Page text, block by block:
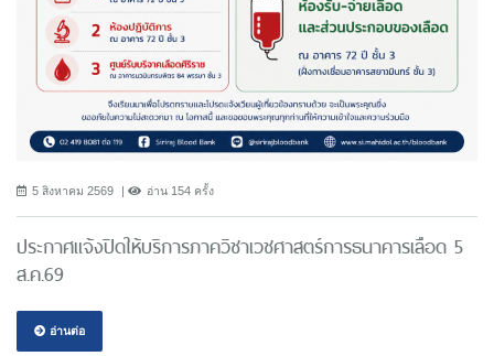
5 สิงหาคม 2569 อ่าน 154 ครั้ง
ประกาศแจ้งปิดให้บริการภาควิชาเวชศาสตร์การธนาคารเลือด 5
ส.ค.69
อ่านต่อ